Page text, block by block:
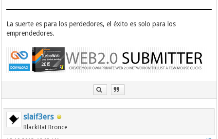
La suerte es para los perdedores, el éxito es solo para los
emprendedores.
slaif3ers
BlackHat Bronce